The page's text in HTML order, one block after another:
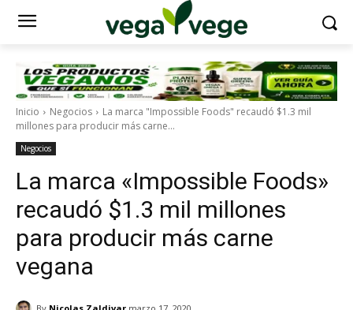
Inicio Negocios
La marca "Impossible Foods" recaudó $1.3 mil
millones para producir más carne...
Negocios
La marca «Impossible Foods»
recaudó $1.3 mil millones
para producir más carne
vegana